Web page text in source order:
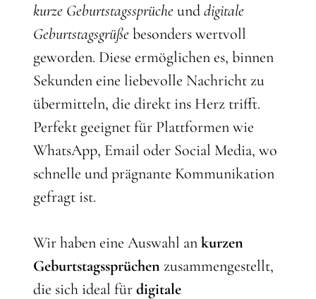
kurze Geburtstagssprücheunddigitale
Geburtstagsgrüßebesonders wertvoll
geworden. Diese ermöglichen es, binnen
Sekunden eine liebevolle Nachricht zu
übermitteln, die direkt ins Herz trifft.
Perfekt geeignet für Plattformen wie
WhatsApp, Email oder Social Media, wo
schnelle und prägnante Kommunikation
gefragt ist.
Wir haben eine Auswahl ankurzen
Geburtstagssprüchen zusammengestellt,
die sich ideal fürdigitale